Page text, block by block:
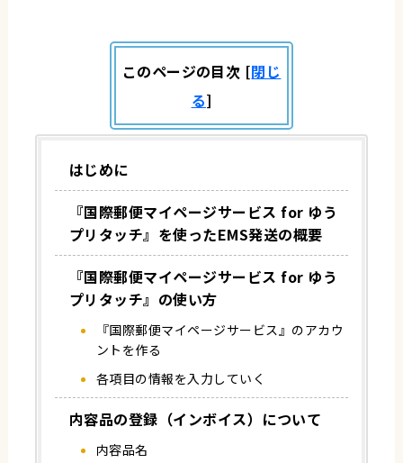
このページの目次 [閉じ
る]
はじめに
『国際郵便マイページサービス for ゆう
プリタッチ』を使ったEMS発送の概要
『国際郵便マイページサービス for ゆう
プリタッチ』の使い方
『国際郵便マイページサービス』のアカウ
ントを作る
各項目の情報を入力していく
内容品の登録（インボイス）について
内容品名